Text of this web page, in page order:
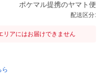
ポケマル提携のヤマト便
配送区分:
アにはお届けできません